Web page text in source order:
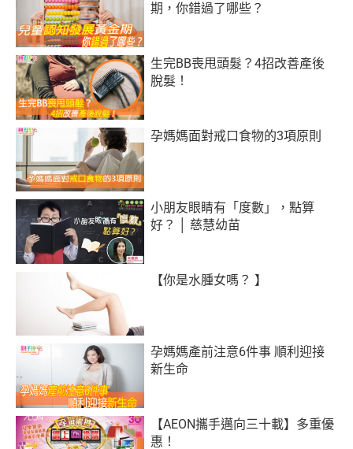
期，你錯過了哪些？
生完BB喪甩頭髮？4招改善產後
脫髮！
孕媽媽面對戒口食物的3項原則
小朋友眼睛有「度數」，點算
好？ │ 慈慧幼苗
【你是水腫女嗎？ 】
孕媽媽產前注意6件事 順利迎接
新生命
【AEON攜手邁向三十載】多重優
惠！